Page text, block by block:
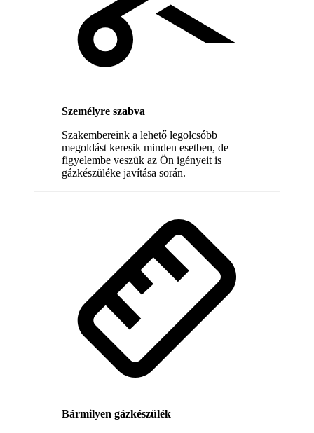
Személyre szabva
Szakembereink a lehető legolcsóbb
megoldást keresik minden esetben, de
figyelembe veszük az Ön igényeit is
gázkészüléke javítása során.
Bármilyen gázkészülék